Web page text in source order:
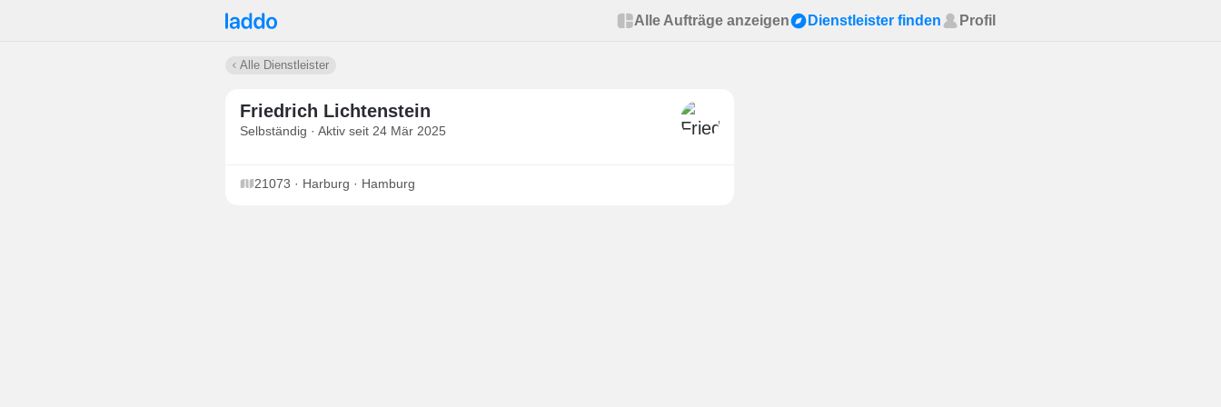
Alle Aufträge anzeigen Dienstleister finden Profil
Alle Dienstleister
Friedrich Lichtenstein
Selbständig · Aktiv seit 24 Mär 2025
21073 · Harburg · Hamburg